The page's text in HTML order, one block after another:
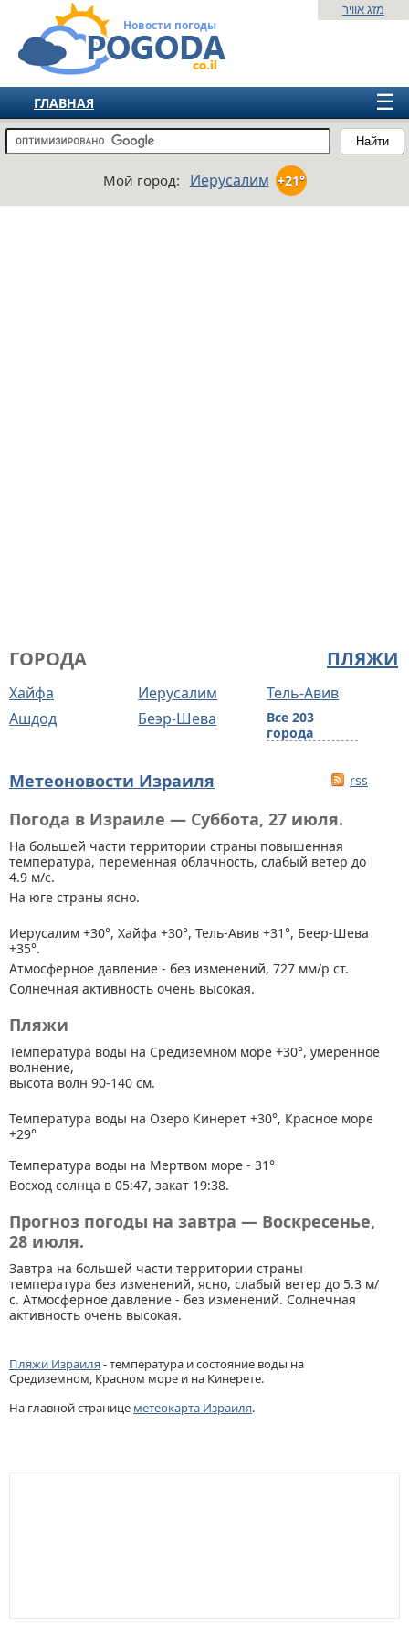
Новости погоды
Найти
מזג אוויר
☰
ГЛАВНАЯ
ИЗРАИЛЬ
ЕВРОПА
Мой город: Иерусалим +21°
ПЛЯЖИ
ГОРОДА
Хайфа Иерусалим
Тель-Авив
Ашдод
Беэр-Шева
Все 203
города
Метеоновости Израиля rss
Погода в Израиле — Суббота, 27 июля.
На большей части территории страны повышенная
температура, переменная облачность, слабый ветер до
4.9 м/с.
На юге страны ясно.
Иерусалим +30°, Хайфа +30°, Тель-Авив +31°, Беер-Шева
+35°.
Атмосферное давление - без изменений, 727 мм/р ст.
Солнечная активность очень высокая.
Пляжи
Температура воды на Средиземном море +30°, умеренное
волнение,
высота волн 90-140 см.
Температура воды на Озеро Кинерет +30°, Красное море
+29°
Температура воды на Мертвом море - 31°
Восход солнца в 05:47, закат 19:38.
Прогноз погоды на завтра — Воскресенье,
28 июля.
Завтра на большей части территории страны
температура без изменений, ясно, слабый ветер до 5.3 м/
с. Атмосферное давление - без изменений. Солнечная
активность очень высокая.
Пляжи Израиля- температура и состояние воды на
Средиземном, Красном море и на Кинерете.
На главной странице метеокарта Израиля.